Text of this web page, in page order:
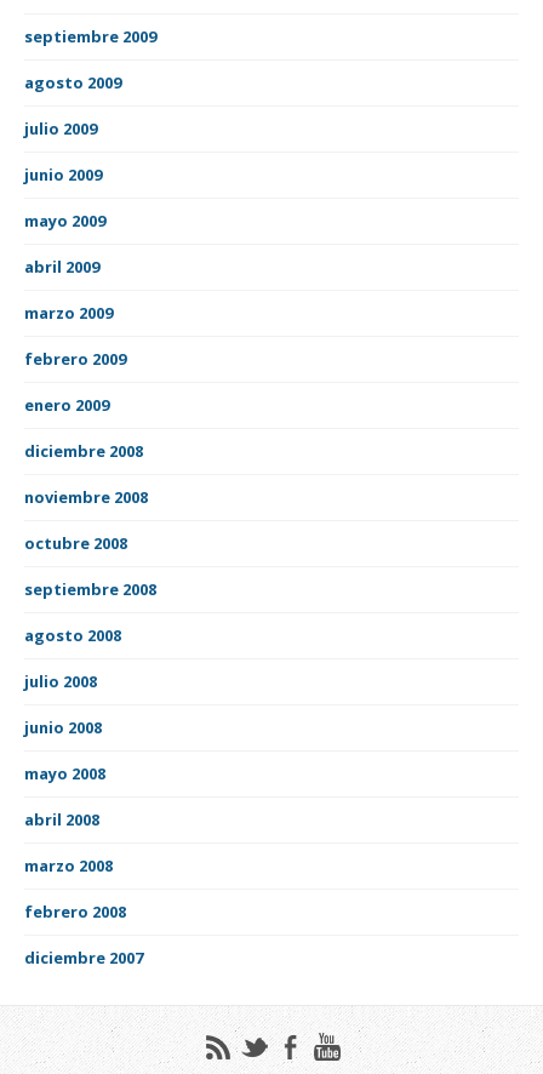
septiembre 2009
agosto 2009
julio 2009
junio 2009
mayo 2009
abril 2009
marzo 2009
febrero 2009
enero 2009
diciembre 2008
noviembre 2008
octubre 2008
septiembre 2008
agosto 2008
julio 2008
junio 2008
mayo 2008
abril 2008
marzo 2008
febrero 2008
diciembre 2007